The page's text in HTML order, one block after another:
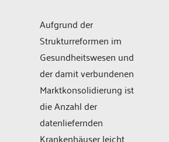
Aufgrund der
Strukturreformen im
Gesundheitswesen und
der damit verbundenen
Marktkonsolidierung ist
die Anzahl der
datenliefernden
Krankenhäuser leicht